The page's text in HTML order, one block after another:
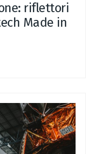
riflettori
Made in